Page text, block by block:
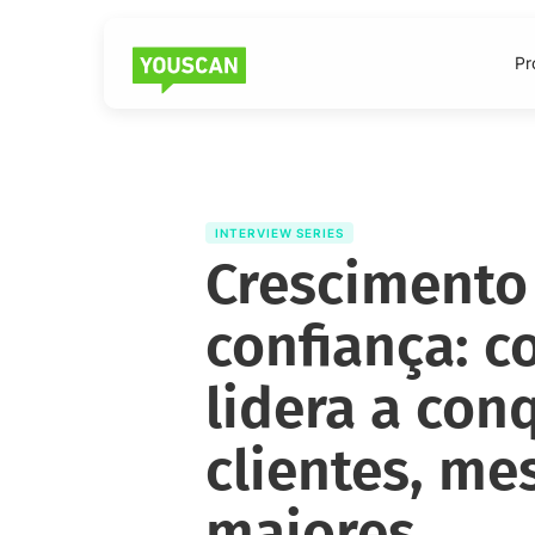
INTERVIEW SERIES
confiança:
lidera a
clientes,